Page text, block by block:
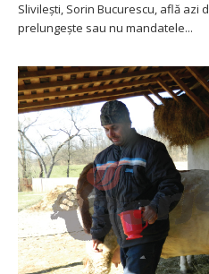
Slivilești, Sorin Bucurescu, află azi
prelungește sau nu mandatele...